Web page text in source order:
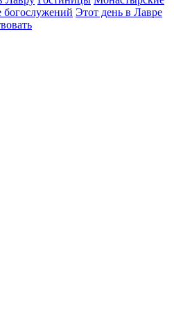
богослужений Этот день в Лавре